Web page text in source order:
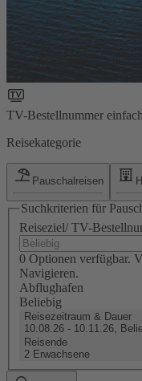
TV-Bestellnummer
Reisekategorie
Pauschalreisen
Suchkriterien für
Reiseziel/ TV-
0 Optionen verfügbar.
Navigieren.
Abflughafen
Beliebig
Reisezeitraum & Dauer
10.08.26 - 10.11.26,
Reisende
2 Erwachsene